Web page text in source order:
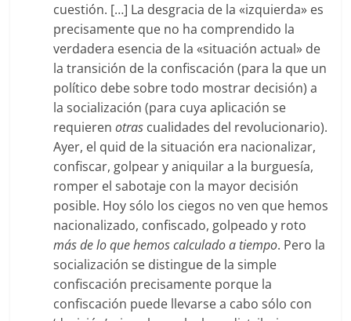
cuestión. […] La desgracia de la «izquierda» es
precisamente que no ha comprendido la
verdadera esencia de la «situación actual» de
la transición de la confiscación (para la que un
político debe sobre todo mostrar decisión) a
la socialización (para cuya aplicación se
requierenotras cualidades del revolucionario).
Ayer, el quid de la situación era nacionalizar,
confiscar, golpear y aniquilar a la burguesía,
romper el sabotaje con la mayor decisión
posible. Hoy sólo los ciegos no ven que hemos
nacionalizado, confiscado, golpeado y roto
más de lo que hemos calculado a tiempo. Pero la
socialización se distingue de la simple
confiscación precisamente porque la
confiscación puede llevarse a cabo sólo con